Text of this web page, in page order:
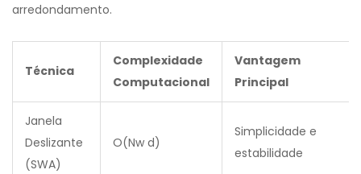
arredondamento.
Técnica
Complexidade
Computacional
Vantagem
Principal
Janela
Deslizante
(SWA)
O(Nw d)
Simplicidade e
estabilidade